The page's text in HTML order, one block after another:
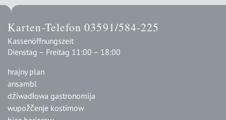
Karten-Telefon 03591/584-225
Kassenöffnungszeit
Dienstag – Freitag 11:00 – 18:00
hrajny plan
ansambl
dźiwadłowa gastronomija
wupožčenje kostimow